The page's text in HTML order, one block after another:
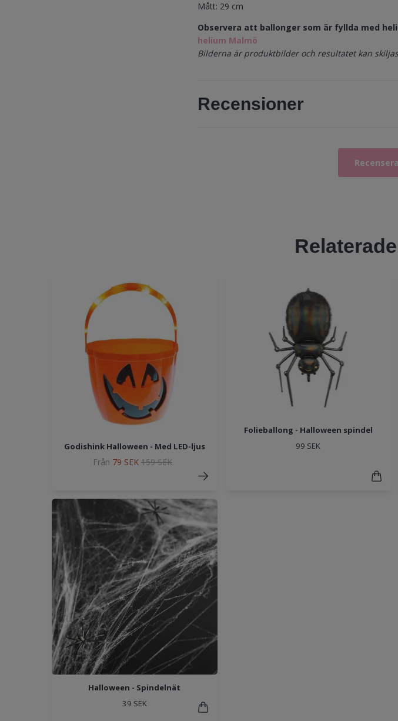
Mått: 29 cm
Observera att ballonger som är fyllda med
helium Malmö
Bilderna är produktbilder och resultatet kan
Recensioner
Godishink Halloween - Med LED-ljus
Från 79 SEK 159 SEK
Folieballong - Halloween spindel
99 SEK
Halloween - Spindelnät
39 SEK